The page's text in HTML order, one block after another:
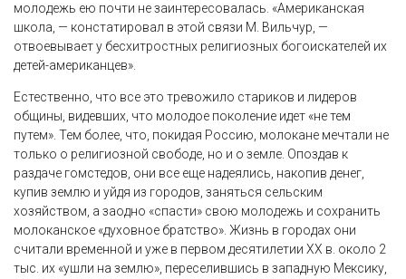
молодежь ею почти не заинтересовалась. «Американская
школа, — констатировал в этой связи М. Вильчур, —
отвоевывает у бесхитростных религиозных богоискателей их
детей-американцев».
Естественно, что все это тревожило стариков и лидеров
общины, видевших, что молодое поколение идет «не тем
путем». Тем более, что, покидая Россию, молокане мечтали не
только о религиозной свободе, но и о земле. Опоздав к
раздаче гомстедов, они все еще надеялись, накопив денег,
купив землю и уйдя из городов, заняться сельским
хозяйством, а заодно «спасти» свою молодежь и сохранить
молоканское «духовное братство». Жизнь в городах они
считали временной и уже в первом десятилетии XX в. около 2
тыс. их «ушли на землю», переселившись в западную Мексику,